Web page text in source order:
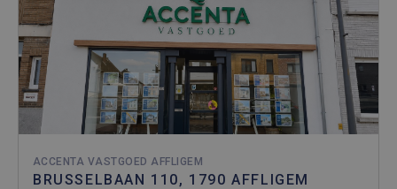
ACCENTA VASTGOED AFFLIGEM
BRUSSELBAAN 110, 1790 AFFLIGEM